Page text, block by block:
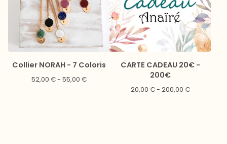
Collier NORAH - 7 Coloris
52,00 €- 55,00 €
CARTE CADEAU 20€ -
200€
20,00 €- 200,00 €